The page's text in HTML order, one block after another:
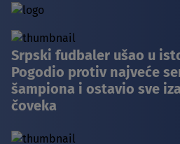
Srpski fudbaler ušao u
Pogodio protiv najveće
šampiona i ostavio sve
čoveka